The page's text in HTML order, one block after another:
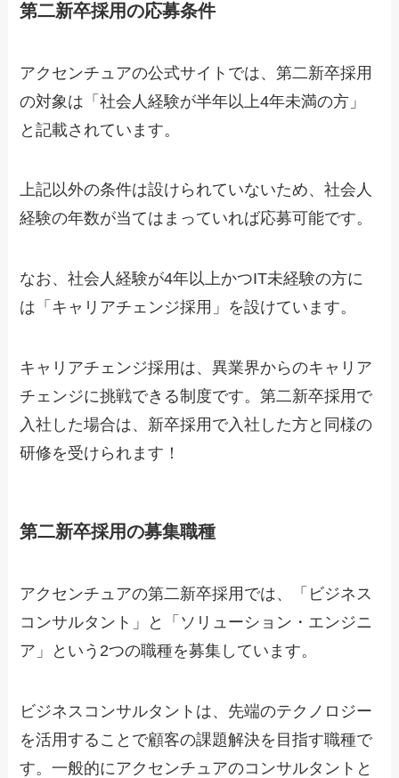
第二新卒採用の応募条件
アクセンチュアの公式サイトでは、第二新卒採用
の対象は「社会人経験が半年以上4年未満の方」
と記載されています。
上記以外の条件は設けられていないため、社会人
経験の年数が当てはまっていれば応募可能です。
なお、社会人経験が4年以上かつIT未経験の方に
は「キャリアチェンジ採用」を設けています。
キャリアチェンジ採用は、異業界からのキャリア
チェンジに挑戦できる制度です。第二新卒採用で
入社した場合は、新卒採用で入社した方と同様の
研修を受けられます！
第二新卒採用の募集職種
アクセンチュアの第二新卒採用では、「ビジネス
コンサルタント」と「ソリューション・エンジニ
ア」という2つの職種を募集しています。
ビジネスコンサルタントは、先端のテクノロジー
を活用することで顧客の課題解決を目指す職種で
す。一般的にアクセンチュアのコンサルタントと